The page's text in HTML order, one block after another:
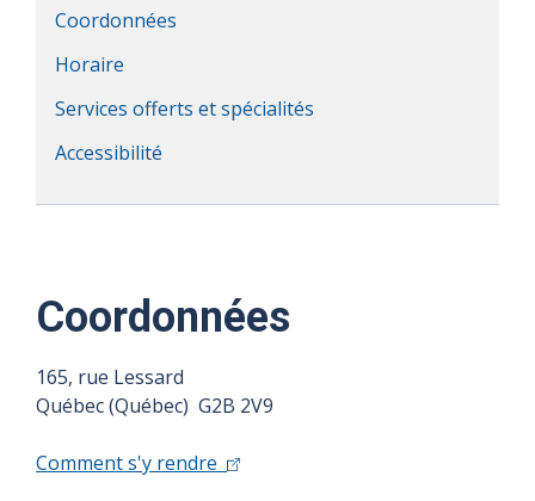
Coordonnées
Horaire
Services offerts et spécialités
Accessibilité
Coordonnées
165, rue Lessard
Québec (Québec) G2B 2V9
Comment s'y rendre